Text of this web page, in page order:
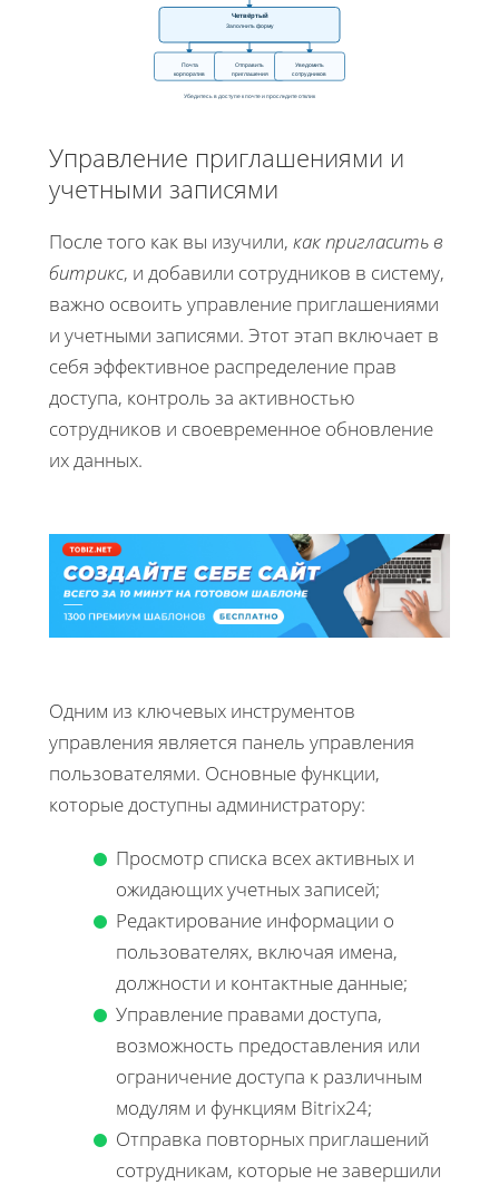
Четвёртый
Заполнить форму
Почта
корпоратив
Отправить
приглашения
Уведомить
сотрудников
Убедитесь в доступе к почте и проследите отклик
Управление приглашениями и
учетными записями
После того как вы изучили, как пригласить в
битрикс, и добавили сотрудников в систему,
важно освоить управление приглашениями
и учетными записями. Этот этап включает в
себя эффективное распределение прав
доступа, контроль за активностью
сотрудников и своевременное обновление
их данных.
Одним из ключевых инструментов
управления является панель управления
пользователями. Основные функции,
которые доступны администратору:
Просмотр списка всех активных и
ожидающих учетных записей;
Редактирование информации о
пользователях, включая имена,
должности и контактные данные;
Управление правами доступа,
возможность предоставления или
ограничение доступа к различным
модулям и функциям Bitrix24;
Отправка повторных приглашений
сотрудникам, которые не завершили